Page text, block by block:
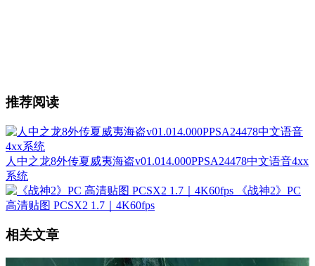
推荐阅读
人中之龙8外传夏威夷海盗v01.014.000PPSA24478中文语音4xx
系统
《战神2》PC
高清贴图 PCSX2 1.7｜4K60fps
相关文章